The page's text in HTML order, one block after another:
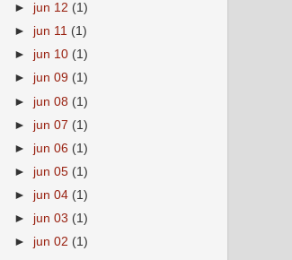
► jun 12 (1)
► jun 11 (1)
► jun 10 (1)
► jun 09 (1)
► jun 08 (1)
► jun 07 (1)
► jun 06 (1)
► jun 05 (1)
► jun 04 (1)
► jun 03 (1)
► jun 02 (1)